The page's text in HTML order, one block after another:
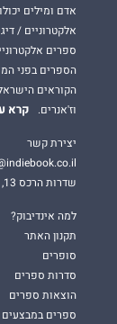
אדם ומילים
אלקטרוניים /
ספרים
הספרים בפני
הקוראים
וז'אנרים.
קרא
יצירת קשר
שדרות הרכס 13, מודיעין
למה אינדיבוק?
תקנון האתר
סופרים
סדרות ספרים
הוצאות ספרים
ספרים במבצעים